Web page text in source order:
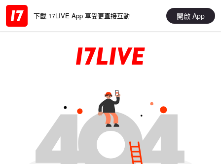
下載 17LIVE App 享受更直接互動 開啟 App